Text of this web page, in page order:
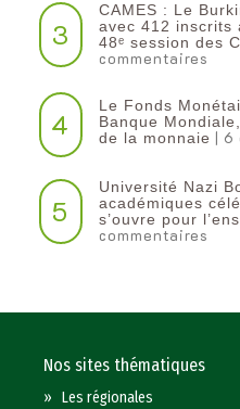
3
CAMES : Le
avec 412 inscrits
48ᵉ session des
commentaires
4
Le Fonds
Banque
de la monnaie | 6
5
Université Nazi
académiques
s’ouvre pour
commentaires
Nos sites thématiques
»Les régionales